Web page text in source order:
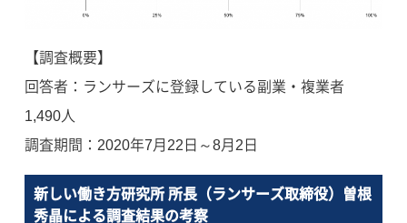
【調査概要】
回答者：ランサーズに登録している副業・複業者
1,490人
調査期間：2020年7月22日～8月2日
新しい働き方研究所 所長（ランサーズ取締役）曽根
秀晶による調査結果の考察